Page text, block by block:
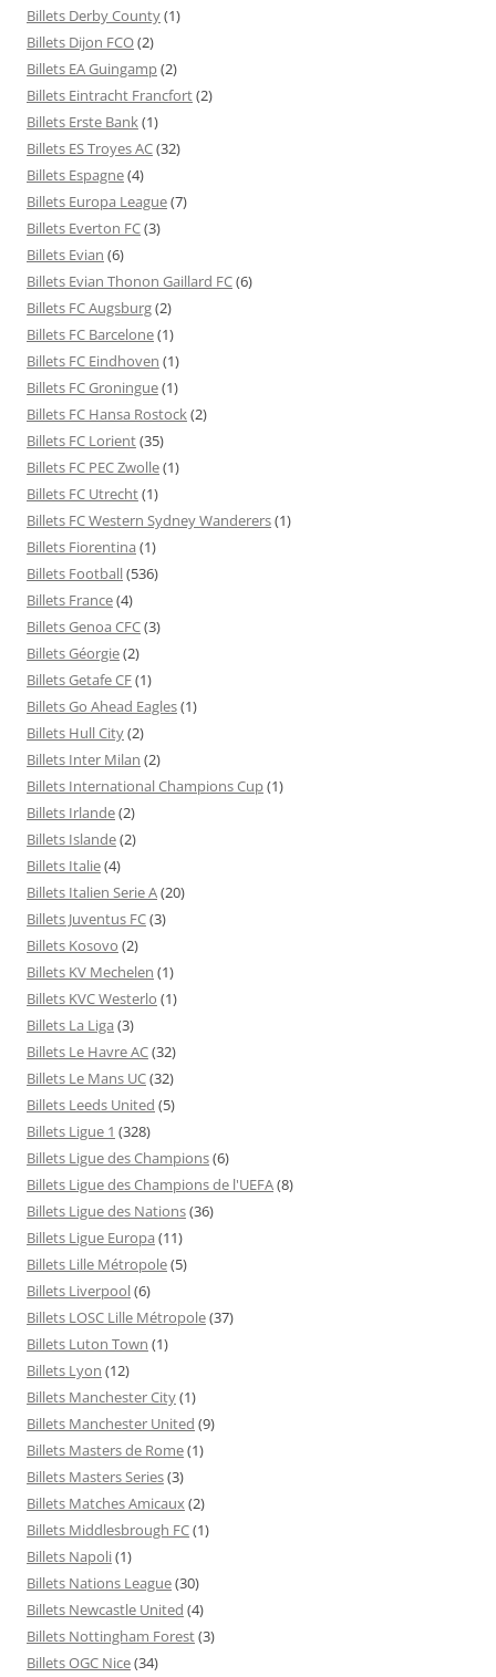
Billets Derby County(1)
Billets Dijon FCO(2)
Billets EA Guingamp(2)
Billets Eintracht Francfort(2)
Billets Erste Bank(1)
Billets ES Troyes AC(32)
Billets Espagne(4)
Billets Europa League(7)
Billets Everton FC(3)
Billets Evian (6)
Billets Evian Thonon Gaillard FC(6)
Billets FC Augsburg(2)
Billets FC Barcelone(1)
Billets FC Eindhoven (1)
Billets FC Groningue(1)
Billets FC Hansa Rostock(2)
Billets FC Lorient(35)
Billets FC PEC Zwolle(1)
Billets FC Utrecht(1)
Billets FC Western Sydney Wanderers(1)
Billets Fiorentina (1)
Billets Football(536)
Billets France(4)
Billets Genoa CFC(3)
Billets Géorgie(2)
Billets Getafe CF(1)
Billets Go Ahead Eagles(1)
Billets Hull City(2)
Billets Inter Milan (2)
Billets International Champions Cup(1)
Billets Irlande(2)
Billets Islande(2)
Billets Italie(4)
Billets Italien Serie A(20)
Billets Juventus FC(3)
Billets Kosovo (2)
Billets KV Mechelen (1)
Billets KVC Westerlo (1)
Billets La Liga (3)
Billets Le Havre AC(32)
Billets Le Mans UC(32)
Billets Leeds United (5)
Billets Ligue 1 (328)
Billets Ligue des Champions(6)
Billets Ligue des Champions de l'UEFA(8)
Billets Ligue des Nations(36)
Billets Ligue Europa (11)
Billets Lille Métropole(5)
Billets Liverpool(6)
Billets LOSC Lille Métropole(37)
Billets Luton Town (1)
Billets Lyon (12)
Billets Manchester City(1)
Billets Manchester United (9)
Billets Masters de Rome(1)
Billets Masters Series(3)
Billets Matches Amicaux(2)
Billets Middlesbrough FC(1)
Billets Napoli(1)
Billets Nations League(30)
Billets Newcastle United (4)
Billets Nottingham Forest(3)
Billets OGC Nice(34)